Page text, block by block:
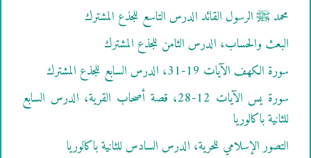
محمد ﷺ الرسول القائد الدرس التاسع للجذع المشترك
البعث والحساب، الدرس الثامن للجذع المشترك
سورة الكهف الآيات 19-31، الدرس السابع للجذع المشترك
سورة يس الآيات 12-28، قصة أصحاب القرية، الدرس السابع
للثانية باكالوريا
التصور الإسلامي للحرية، الدرس السادس للثانية باكالوريا